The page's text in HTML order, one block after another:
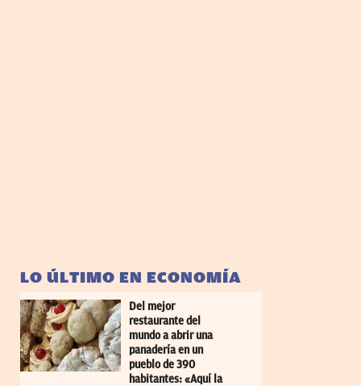
LO ÚLTIMO EN ECONOMÍA
Del mejor
restaurante del
mundo a abrir una
panadería en un
pueblo de 390
habitantes: «Aquí la